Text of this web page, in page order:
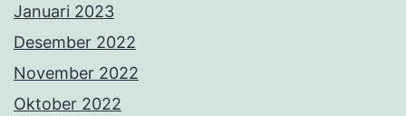
Januari 2023
Desember 2022
November 2022
Oktober 2022